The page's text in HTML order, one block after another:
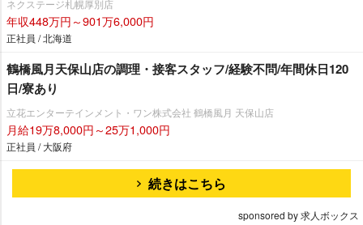
ネクステージ札幌厚別店
年収448万円～901万6,000円
正社員 / 北海道
鶴橋風月天保山店の調理・接客スタッフ/経験不問/年間休日120
日/寮あり
立花エンターテインメント・ワン株式会社 鶴橋風月 天保山店
月給19万8,000円～25万1,000円
正社員 / 大阪府
続きはこちら
sponsored by 求人ボックス